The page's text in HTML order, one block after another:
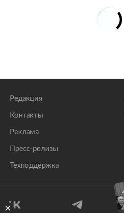
Редакция
Контакты
Реклама
Пресс-релизы
Техподдержка